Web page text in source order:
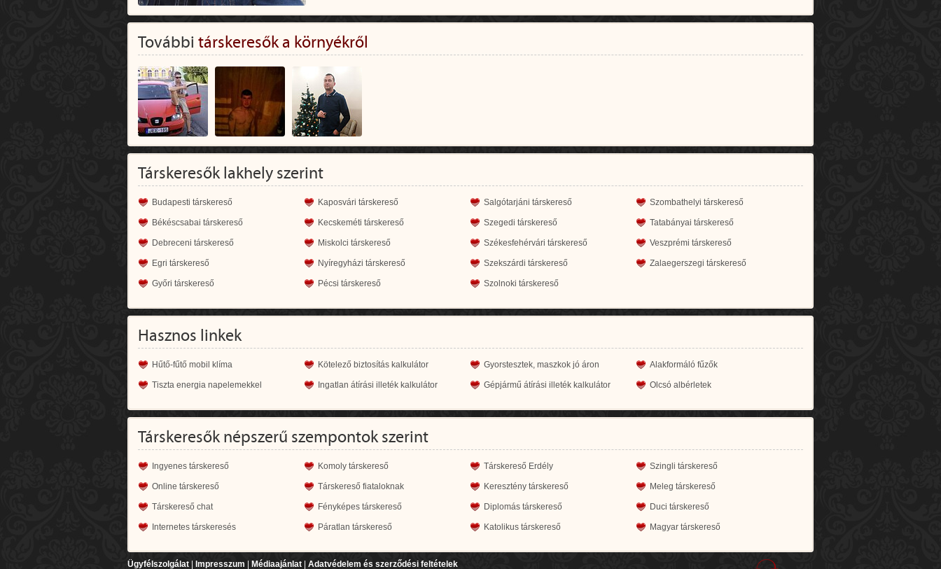
További társkeresők a környékről
Társkeresők lakhely szerint
Budapesti társkereső Kaposvári társkereső Salgótarjáni társkereső Szombathelyi társkereső
Békéscsabai társkereső Kecskeméti társkereső Szegedi társkereső Tatabányai társkereső
Debreceni társkereső Miskolci társkereső Székesfehérvári társkereső Veszprémi társkereső
Egri társkereső Nyíregyházi társkereső Szekszárdi társkereső Zalaegerszegi társkereső
Győri társkereső Pécsi társkereső Szolnoki társkereső
Hasznos linkek
Hűtő-fűtő mobil klíma Kötelező biztosítás kalkulátor Gyorstesztek, maszkok jó áron Alakformáló fűzők
Tiszta energia napelemekkel Ingatlan átírási illeték kalkulátor Gépjármű átírási illeték kalkulátor Olcsó albérletek
Társkeresők népszerű szempontok szerint
Ingyenes társkereső Komoly társkereső Társkereső Erdély Szingli társkereső
Online társkereső Társkereső fiataloknak Keresztény társkereső Meleg társkereső
Társkereső chat Fényképes társkereső Diplomás társkereső Duci társkereső
Internetes társkeresés Páratlan társkereső Katolikus társkereső Magyar társkereső
Ügyfélszolgálat Impresszum Médiaajánlat Adatvédelem és szerződési feltételek